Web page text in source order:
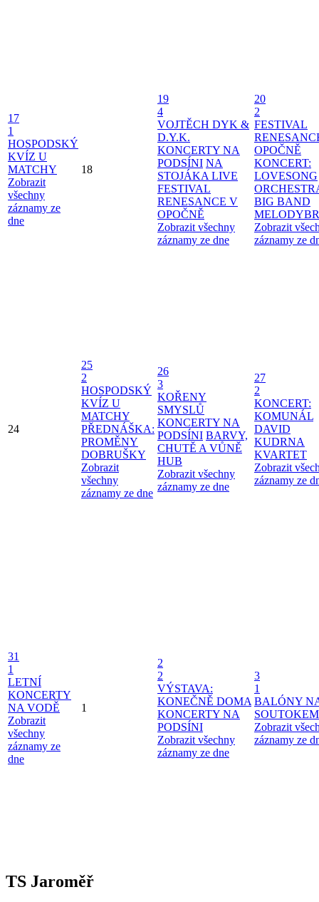
17
1
HOSPODSKÝ
KVÍZ U
MATCHY
Zobrazit
všechny
záznamy ze
dne
18
19
4
VOJTĚCH DYK &
D.Y.K.
KONCERTY NA
PODSÍNI NA
STOJÁKA LIVE
FESTIVAL
RENESANCE V
OPOČNĚ
Zobrazit všechny
záznamy ze dne
20
2
FESTIVAL
OPOČNĚ
KONCERT:
LOVESONG
BIG BAND
Zobrazit
záznamy ze
24
25
2
HOSPODSKÝ
KVÍZ U
MATCHY
PŘEDNÁŠKA:
PROMĚNY
DOBRUŠKY
Zobrazit
všechny
záznamy ze dne
26
3
KOŘENY
SMYSLŮ
KONCERTY NA
PODSÍNI BARVY,
CHUTĚ A VŮNĚ
HUB
Zobrazit všechny
záznamy ze dne
27
2
KONCERT:
KOMUNÁL
DAVID
KUDRNA
KVARTET
Zobrazit
záznamy ze
31
1
LETNÍ
KONCERTY
NA VODĚ
Zobrazit
všechny
záznamy ze
dne
1
2
2
VÝSTAVA:
KONEČNĚ DOMA
KONCERTY NA
PODSÍNI
Zobrazit všechny
záznamy ze dne
3
1
BALÓNY
SOUTOKEM
Zobrazit
záznamy ze
TS Jaroměř